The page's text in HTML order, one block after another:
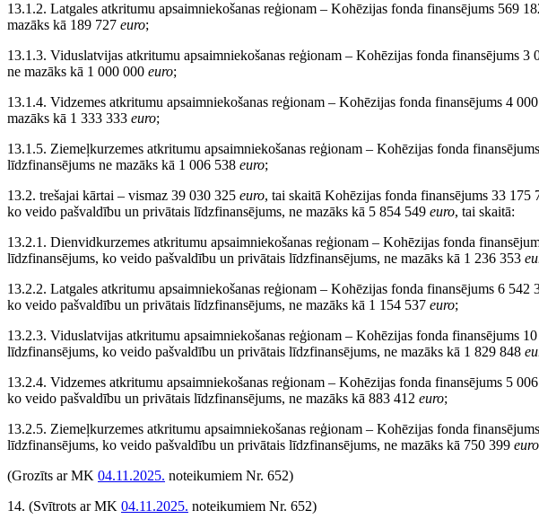
13.1.2. Latgales atkritumu apsaimniekošanas reģionam – Kohēzijas fonda finansējums 569
mazāks kā 189 727 euro;
13.1.3. Viduslatvijas atkritumu apsaimniekošanas reģionam – Kohēzijas fonda finansējums 3
ne mazāks kā 1 000 000 euro;
13.1.4. Vidzemes atkritumu apsaimniekošanas reģionam – Kohēzijas fonda finansējums 4
mazāks kā 1 333 333 euro;
13.1.5. Ziemeļkurzemes atkritumu apsaimniekošanas reģionam – Kohēzijas fonda
līdzfinansējums ne mazāks kā 1 006 538 euro;
13.2. trešajai kārtai – vismaz 39 030 325 euro, tai skaitā Kohēzijas fonda finansējums 33 175
ko veido pašvaldību un privātais līdzfinansējums, ne mazāks kā 5 854 549​​​​​​​ euro, tai skaitā:
13.2.1. Dienvidkurzemes atkritumu apsaimniekošanas reģionam – Kohēzijas fonda
līdzfinansējums, ko veido pašvaldību un privātais līdzfinansējums, ne mazāks kā 1 236 353
13.2.2. Latgales atkritumu apsaimniekošanas reģionam – Kohēzijas fonda finansējums 6 542
ko veido pašvaldību un privātais līdzfinansējums, ne mazāks kā 1 154 537 euro;
13.2.3. Viduslatvijas atkritumu apsaimniekošanas reģionam – Kohēzijas fonda finansējums
līdzfinansējums, ko veido pašvaldību un privātais līdzfinansējums, ne mazāks kā 1 829 848
13.2.4. Vidzemes atkritumu apsaimniekošanas reģionam – Kohēzijas fonda finansējums 5
ko veido pašvaldību un privātais līdzfinansējums, ne mazāks kā 883 412 euro;
13.2.5. Ziemeļkurzemes atkritumu apsaimniekošanas reģionam – Kohēzijas fonda
līdzfinansējums, ko veido pašvaldību un privātais līdzfinansējums, ne mazāks kā 750 399 euro
(Grozīts ar MK 04.11.2025. noteikumiem Nr. 652)
14. (Svītrots ar MK 04.11.2025. noteikumiem Nr. 652)